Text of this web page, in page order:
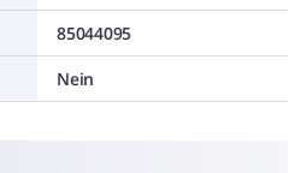
85044095
Nein